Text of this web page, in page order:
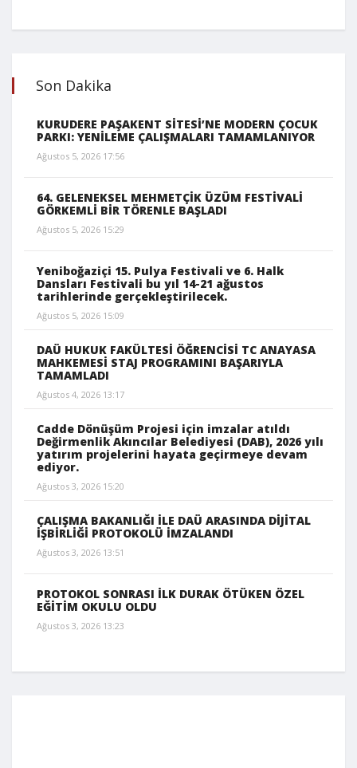
Son Dakika
KURUDERE PAŞAKENT SİTESİ’NE MODERN ÇOCUK
PARKI: YENİLEME ÇALIŞMALARI TAMAMLANIYOR
Ağustos 5, 2026 17:56
64. GELENEKSEL MEHMETÇİK ÜZÜM FESTİVALİ
GÖRKEMLİ BİR TÖRENLE BAŞLADI
Ağustos 5, 2026 15:29
Yeniboğaziçi 15. Pulya Festivali ve 6. Halk
Dansları Festivali bu yıl 14-21 ağustos
tarihlerinde gerçekleştirilecek.
Ağustos 5, 2026 15:09
DAÜ HUKUK FAKÜLTESİ ÖĞRENCİSİ TC ANAYASA
MAHKEMESİ STAJ PROGRAMINI BAŞARIYLA
TAMAMLADI
Ağustos 4, 2026 13:17
Cadde Dönüşüm Projesi için imzalar atıldı
Değirmenlik Akıncılar Belediyesi (DAB), 2026 yılı
yatırım projelerini hayata geçirmeye devam
ediyor.
Ağustos 3, 2026 15:20
ÇALIŞMA BAKANLIĞI İLE DAÜ ARASINDA DİJİTAL
İŞBİRLİĞİ PROTOKOLÜ İMZALANDI
Ağustos 3, 2026 13:51
PROTOKOL SONRASI İLK DURAK ÖTÜKEN ÖZEL
EĞİTİM OKULU OLDU
Ağustos 3, 2026 13:23